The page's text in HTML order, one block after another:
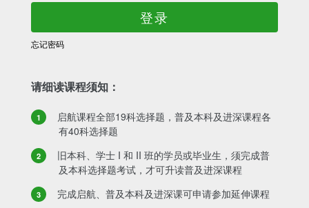
登录
忘记密码
请细读课程须知：
启航课程全部19科选择题，普及本科及进深课程各
有40科选择题
旧本科、学士 I 和 II 班的学员或毕业生，须完成普
及本科选择题考试，才可升读普及进深课程
完成启航、普及本科及进深课可申请参加延伸课程